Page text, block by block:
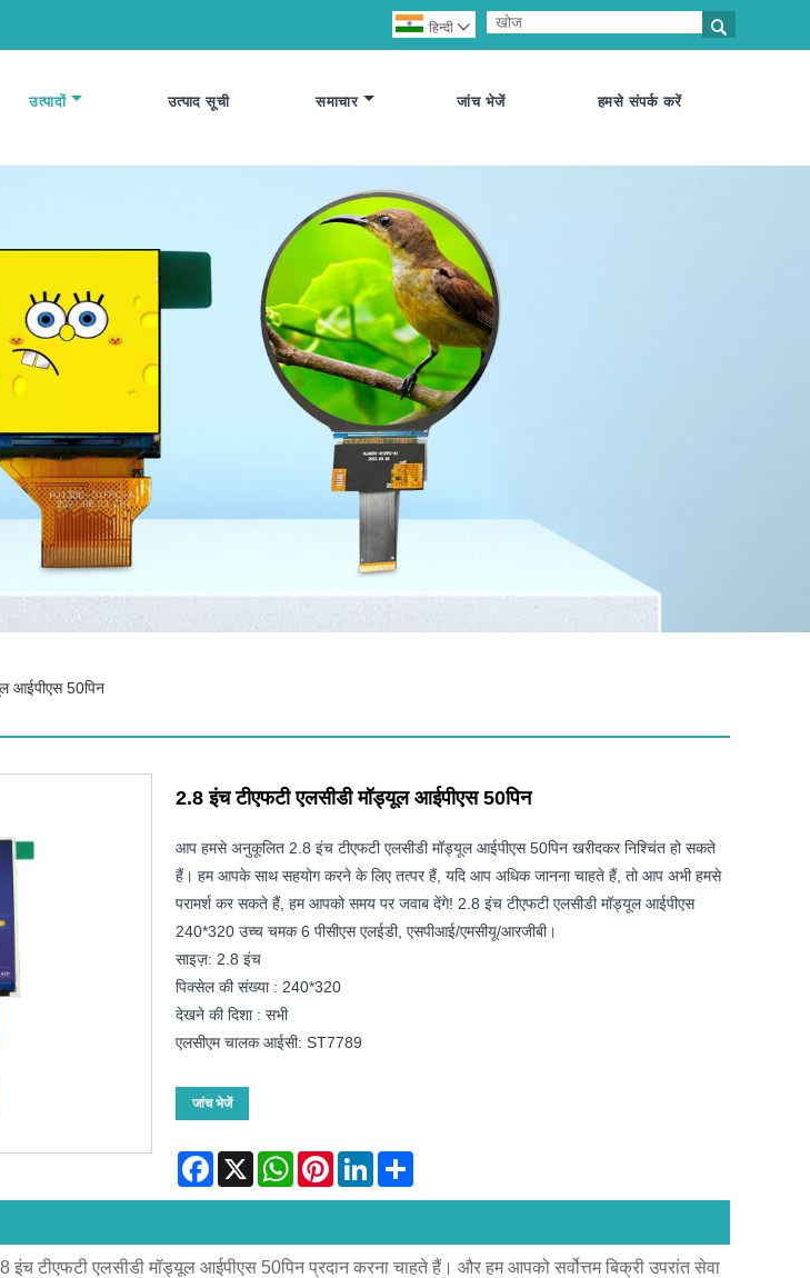

हिन्दी 
उत्पादों उत्पाद सूची समाचार जांच भेजें हमसे संपर्क करें
आईपीएस 50पिन
2.8 इंच टीएफटी एलसीडी मॉड्यूल आईपीएस 50पिन
आप हमसे अनुकूलित 2.8 इंच टीएफटी एलसीडी मॉड्यूल आईपीएस 50पिन खरीदकर निश्चिंत हो सकते
हैं। हम आपके साथ सहयोग करने के लिए तत्पर हैं, यदि आप अधिक जानना चाहते हैं, तो आप अभी हमसे
परामर्श कर सकते हैं, हम आपको समय पर जवाब देंगे! 2.8 इंच टीएफटी एलसीडी मॉड्यूल आईपीएस
240*320 उच्च चमक 6 पीसीएस एलईडी, एसपीआई/एमसीयू/आरजीबी।
साइज़: 2.8 इंच
पिक्सेल की संख्या : 240*320
देखने की दिशा : सभी
एलसीएम चालक आईसी: ST7789
जांच भेजें
Facebook
X WhatsAppPinterestLinkedInShare
टीएफटी एलसीडी मॉड्यूल आईपीएस 50पिन प्रदान करना चाहते हैं। और हम आपको सर्वोत्तम बिक्री उपरांत सेवा